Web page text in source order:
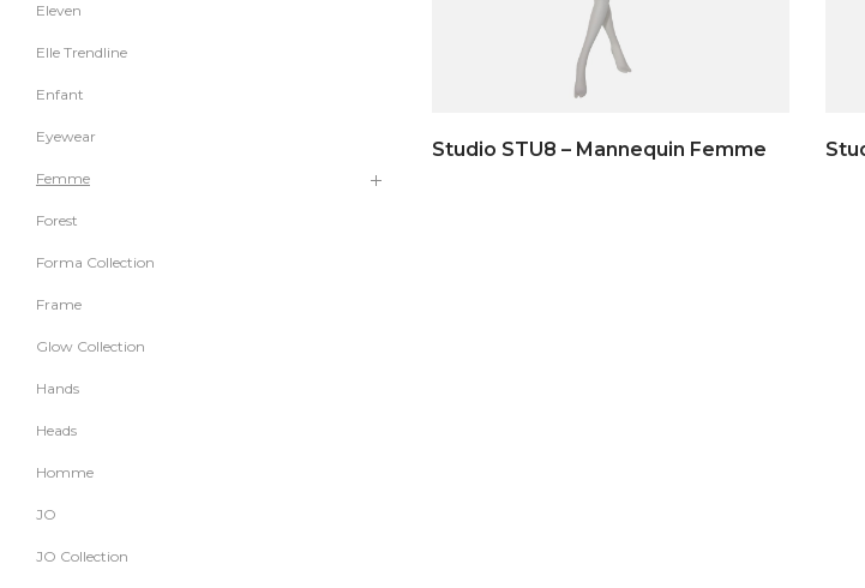
Studio STU8 – Mannequin Femme
Eleven
Elle Trendline
Enfant
Eyewear
Femme
Forest
Forma Collection
Frame
Glow Collection
Hands
Heads
Homme
JO
JO Collection